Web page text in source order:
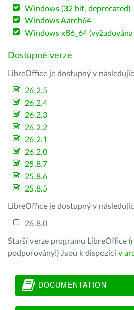
Windows (32 bit, deprecated)
Windows Aarch64
Windows x86_64
Dostupné verze
LibreOffice je dostupný v
26.2.5
26.2.4
26.2.3
26.2.2
26.2.1
26.2.0
25.8.7
25.8.6
25.8.5
LibreOffice je dostupný v
26.8.0
Starší verze programu LibreOffice
podporovány!) Jsou k dispozici v
DOCUMENTATION